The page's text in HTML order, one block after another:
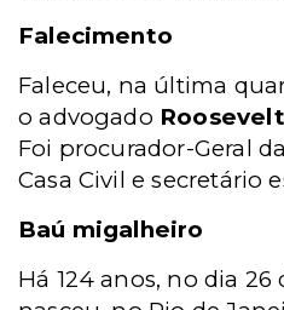
Falecimento
Faleceu, na última
o advogado
Foi procurador-Geral
Casa Civil e secretário
Baú migalheiro
Há 124 anos, no dia 26